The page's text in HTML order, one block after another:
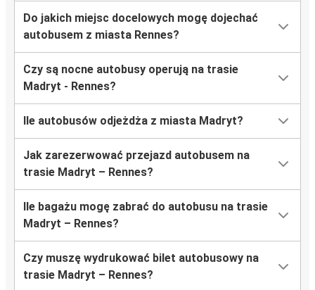
Do jakich miejsc docelowych mogę dojechać
autobusem z miasta Rennes?
Czy są nocne autobusy operują na trasie
Madryt - Rennes?
Ile autobusów odjeżdża z miasta Madryt?
Jak zarezerwować przejazd autobusem na
trasie Madryt – Rennes?
Ile bagażu mogę zabrać do autobusu na trasie
Madryt – Rennes?
Czy muszę wydrukować bilet autobusowy na
trasie Madryt – Rennes?